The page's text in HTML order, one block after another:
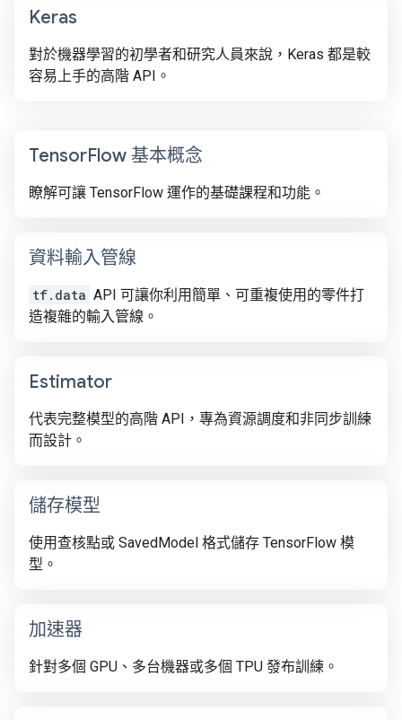
Keras
對於機器學習的初學者和研究人員來說，Keras 都是較
容易上手的高階 API。
TensorFlow 基本概念
瞭解可讓 TensorFlow 運作的基礎課程和功能。
資料輸入管線
tf.data API 可讓你利用簡單、可重複使用的零件打
造複雜的輸入管線。
Estimator
代表完整模型的高階 API，專為資源調度和非同步訓練
而設計。
儲存模型
使用查核點或 SavedModel 格式儲存 TensorFlow 模
型。
加速器
針對多個 GPU、多台機器或多個 TPU 發布訓練。